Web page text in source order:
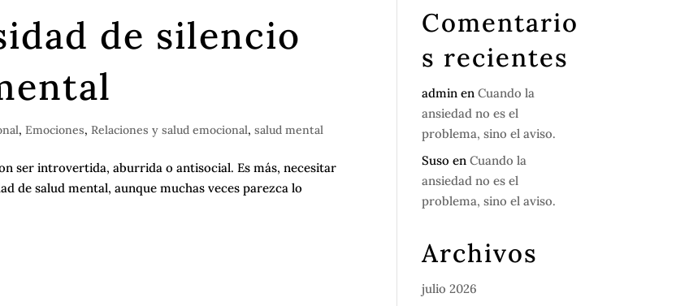
de silencio
,Emociones,Relaciones y salud emocional,salud mental
ser introvertida, aburrida o antisocial. Es más, necesitar
de salud mental, aunque muchas veces parezca lo
Comentario
s recientes
admin enCuando la
ansiedad no es el
problema, sino el aviso.
Suso enCuando la
ansiedad no es el
problema, sino el aviso.
Archivos
julio 2026